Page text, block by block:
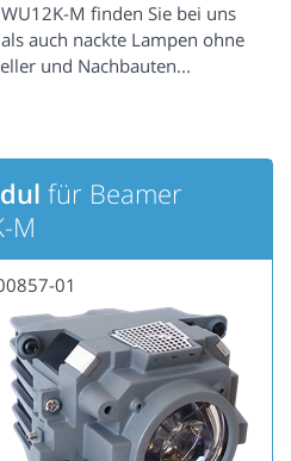
M finden Sie bei uns
auch nackte Lampen ohne
und Nachbauten...
für Beamer
M
01